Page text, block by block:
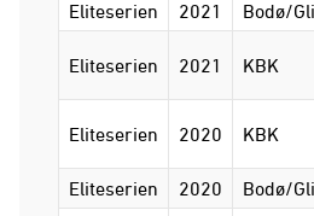
Eliteserien
2021 Bodø/
Eliteserien 2021 KBK
Eliteserien 2020 KBK
Eliteserien 2020 Bodø/